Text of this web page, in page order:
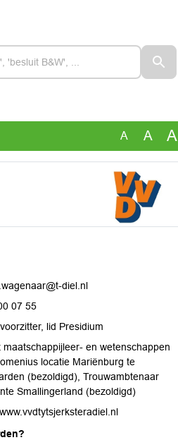
A A A
diel.nl
07 55
lid Presidium
maatschappijleer- en wetenschappen
locatie Mariënburg te
(bezoldigd), Trouwambtenaar
Smallingerland (bezoldigd)